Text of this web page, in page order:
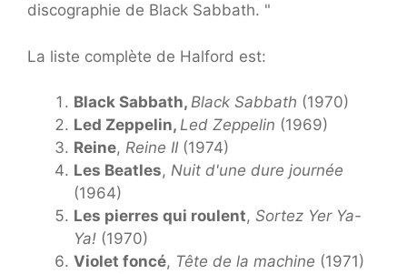
discographie de Black Sabbath. "
La liste complète de Halford est:
Black Sabbath, Black Sabbath (1970)
Led Zeppelin, Led Zeppelin (1969)
Reine, Reine II (1974)
Les Beatles, Nuit d'une dure journée
(1964)
Les pierres qui roulent, Sortez Yer Ya-
Ya! (1970)
Violet foncé, Tête de la machine (1971)